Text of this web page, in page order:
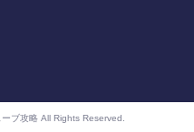
ブ攻略 All Rights Reserved.